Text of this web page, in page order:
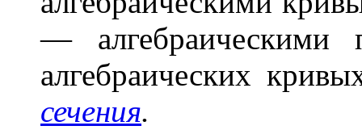
— алгебраическими
алгебраических
сечения.